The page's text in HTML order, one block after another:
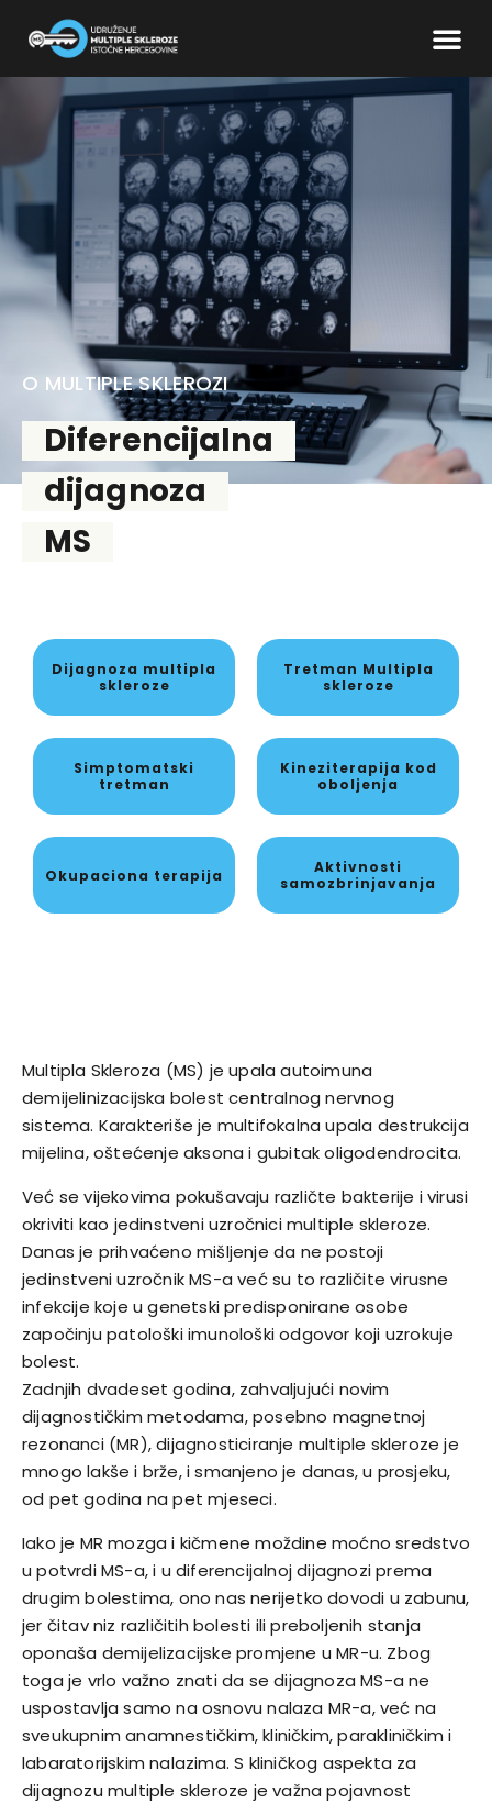
O MULTIPLE SKLEROZI
Diferencijalna
dijagnoza
MS
Dijagnoza multipla
skleroze
Tretman Multipla
skleroze
Simptomatski
tretman
Kineziterapija kod
oboljenja
Okupaciona terapija
Aktivnosti
samozbrinjavanja
Multipla Skleroza (MS) je upala autoimuna
demijelinizacijska bolest centralnog nervnog
sistema. Karakteriše je multifokalna upala destrukcija
mijelina, oštećenje aksona i gubitak oligodendrocita.
Već se vijekovima pokušavaju različte bakterije i virusi
okriviti kao jedinstveni uzročnici multiple skleroze.
Danas je prihvaćeno mišljenje da ne postoji
jedinstveni uzročnik MS-a već su to različite virusne
infekcije koje u genetski predisponirane osobe
započinju patološki imunološki odgovor koji uzrokuje
bolest.
Zadnjih dvadeset godina, zahvaljujući novim
dijagnostičkim metodama, posebno magnetnoj
rezonanci (MR), dijagnosticiranje multiple skleroze je
mnogo lakše i brže, i smanjeno je danas, u prosjeku,
od pet godina na pet mjeseci.
Iako je MR mozga i kičmene moždine moćno sredstvo
u potvrdi MS-a, i u diferencijalnoj dijagnozi prema
drugim bolestima, ono nas nerijetko dovodi u zabunu,
jer čitav niz različitih bolesti ili preboljenih stanja
oponaša demijelizacijske promjene u MR-u. Zbog
toga je vrlo važno znati da se dijagnoza MS-a ne
uspostavlja samo na osnovu nalaza MR-a, već na
sveukupnim anamnestičkim, kliničkim, parakliničkim i
labaratorijskim nalazima. S kliničkog aspekta za
dijagnozu multiple skleroze je važna pojavnost